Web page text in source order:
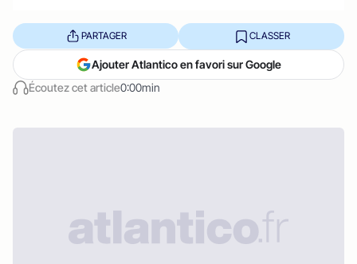
Écoutez cet article0:00min
PARTAGER CLASSER
Ajouter Atlantico en favori sur Google